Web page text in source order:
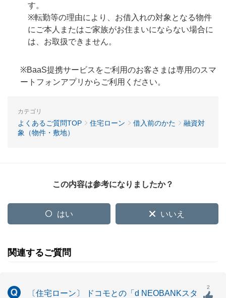
す。
※転勤等の理由により、お借入れの対象となる物件
にご本人またはご家族がお住まいにならない場合に
は、お取扱できません。
※BaaS提携サービスをご利用のお客さまは専用のスマ
ートフォンアプリからご利用ください。
カテゴリ
よくあるご質問TOP 住宅ローン 借入前のかた
融資対
象（物件・敷地）
この内容は参考になりましたか？
はい いいえ
関連するご質問
〔住宅ローン〕 ドコモとの「d NEOBANKスタ
2